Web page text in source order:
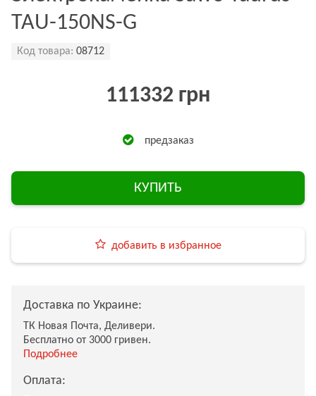
TAU-150NS-G
Код товара: 08712
111332 грн
предзаказ
КУПИТЬ
добавить в избранное
Доставка по Украине:
ТК Новая Почта, Деливери.
Бесплатно от 3000 гривен.
Подробнее
Оплата: